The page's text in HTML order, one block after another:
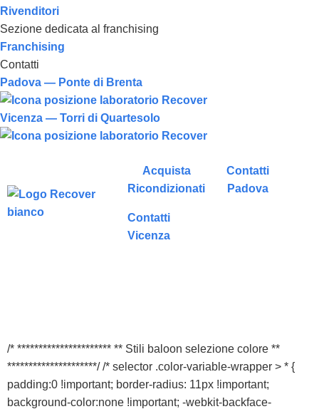
Rivenditori
Sezione dedicata al franchising
Franchising
Contatti
Padova — Ponte di Brenta
Vicenza — Torri di Quartesolo
Acquista
Ricondizionati
Contatti
Padova
Contatti
Vicenza
/* ********************** ** Stili baloon selezione colore **
*********************/ /* selector .color-variable-wrapper > * {
padding:0 !important; border-radius: 11px !important;
background-color:none !important; -webkit-backface-